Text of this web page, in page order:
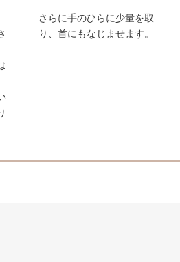
さらに手のひらに少量を取
り、首にもなじませます。